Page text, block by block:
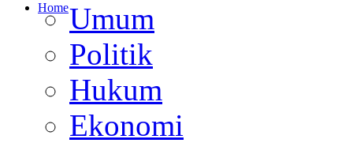
HomeUmum
Politik
Hukum
Ekonomi